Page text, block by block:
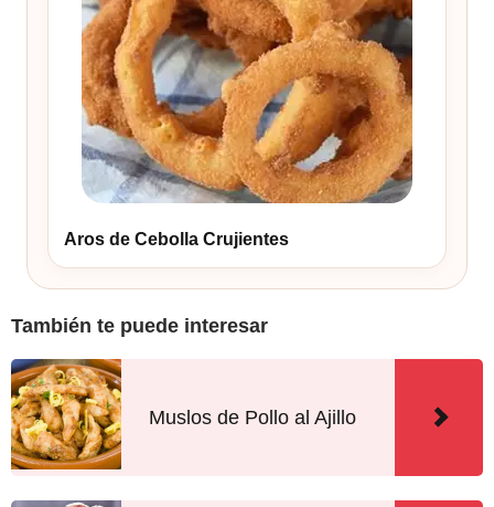
Aros de Cebolla Crujientes
También te puede interesar
Muslos de Pollo al Ajillo